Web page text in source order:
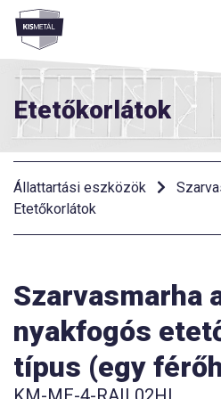
Menü
Etetőkorlátok
Állattartási eszközök
Etetőkorlátok
Szarvasmarha
nyakfogós
típus (egy